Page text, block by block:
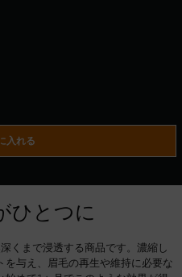
入れる
ひとつに
くまで浸透する商品です。濃縮し
与え、眉毛の再生や維持に必要な